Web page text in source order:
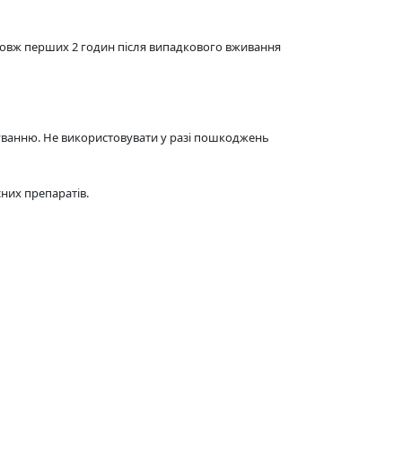
перших 2 годин після випадкового вживання
Не використовувати у разі пошкоджень
препаратів.